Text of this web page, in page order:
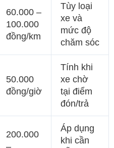
60.000 –
100.000
đồng/km
Tùy loại
xe và
mức độ
chăm sóc
50.000
đồng/giờ
Tính khi
xe chờ
tại điểm
đón/trả
200.000
Áp dụng
khi cần